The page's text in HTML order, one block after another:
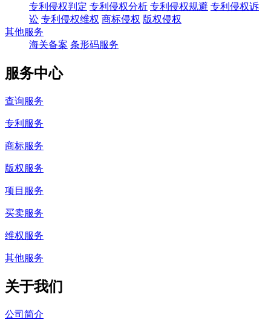
专利侵权判定 专利侵权分析 专利侵权规避 专利侵权诉
讼 专利侵权维权 商标侵权 版权侵权
其他服务
海关备案 条形码服务
服务中心
查询服务
专利服务
商标服务
版权服务
项目服务
买卖服务
维权服务
其他服务
关于我们
公司简介